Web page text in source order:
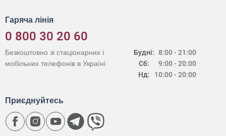
Гаряча лінія
0 800 30 20 60
Будні:
Сб:
Нд:
8:00 - 21:00
9:00 - 20:00
10:00 - 20:00
Безкоштовно зі стаціонарних і
мобільних телефонів в Україні
Приєднуйтесь